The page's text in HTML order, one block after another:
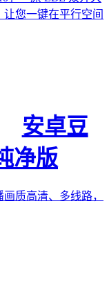
您一键在平行空间
安卓豆
净版
质高清、多线路，